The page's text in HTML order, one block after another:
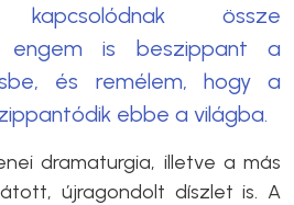
kapcsolódnak össze
engem is beszippant a
és remélem, hogy a
ebbe a világba.
dramaturgia, illetve a más
újragondolt díszlet is. A